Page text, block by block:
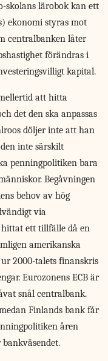
skolans lärobok kan ett
ekonomi styras mot
centralbanken låter
förändras i
kapital.
att hitta
det den ska anpassas
döljer inte att han
inte särskilt
penningpolitiken bara
Begåvningen
behov av hög
via
hittat ett tillfälle då en
amerikanska
ur 2000-talets finanskris
Eurozonens ECB är
snål centralbank.
Finlands bank får
åren
bankväsendet.